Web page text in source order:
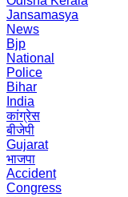
Jansamasya
News
Bjp
National
Police
Bihar
India
कांग्रेस
बीजेपी
Gujarat
भाजपा
Accident
Congress